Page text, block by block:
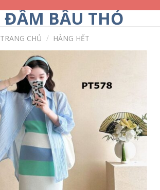
ĐẦM BẦU THỎ
TRANG CHỦ / HÀNG HẾT